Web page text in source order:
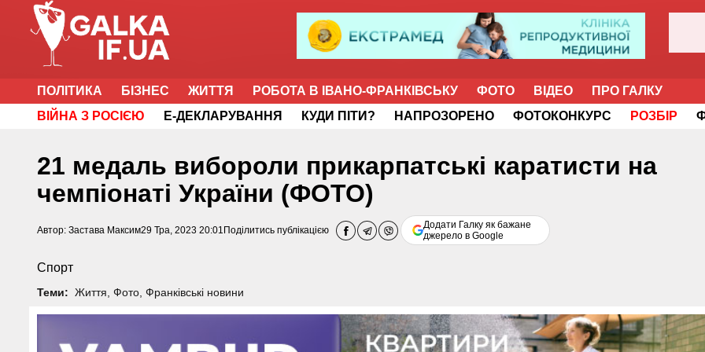
ПОЛІТИКА БІЗНЕС ЖИТТЯ РОБОТА В ІВАНО-ФРАНКІВСЬКУ ФОТО ВІДЕО
ПРО ГАЛКУ
ВІЙНА З РОСІЄЮ
Е-ДЕКЛАРУВАННЯ КУДИ ПІТИ? НАПРОЗОРЕНО ФОТОКОНКУРС РОЗБІР
21 медаль вибороли прикарпатські каратисти на
чемпіонаті України (ФОТО)
Автор: Застава Максим29 Тра, 2023 20:01 Поділитись публікацією
Додати Галку як бажане
джерело в Google
Спорт
Теми: Життя Фото, Франківські новини